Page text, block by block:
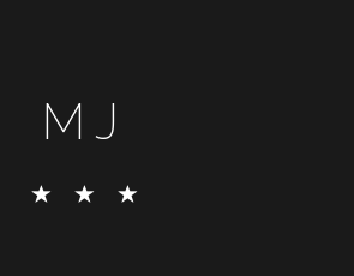
MJ